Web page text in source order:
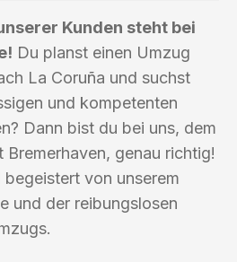
Kunden steht bei
Du planst einen Umzug
La Coruña und suchst
und kompetenten
Dann bist du bei uns, dem
genau richtig!
begeistert von unserem
und der reibungslosen